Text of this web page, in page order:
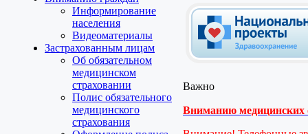
Информирование
населения
Видеоматериалы
Застрахованным лицам
Об обязательном
медицинском
страховании
Полис обязательного
медицинского
страхования
Важно
Вниманию медицинских